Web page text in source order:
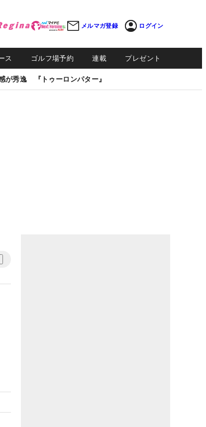
メルマガ登録 ログイン
ス ゴルフ場予約 連載 プレゼント
が秀逸 『トゥーロンパター』